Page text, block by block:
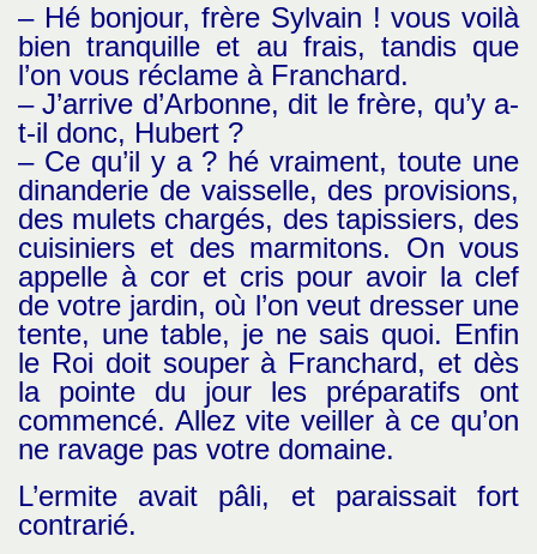
– Hé bonjour, frère Sylvain ! vous voilà
bien tranquille et au frais, tandis que
l’on vous réclame à Franchard.
– J’arrive d’Arbonne, dit le frère, qu’y a-
t-il donc, Hubert ?
– Ce qu’il y a ? hé vraiment, toute une
dinanderie de vaisselle, des provisions,
des mulets chargés, des tapissiers, des
cuisiniers et des marmitons. On vous
appelle à cor et cris pour avoir la clef
de votre jardin, où l’on veut dresser une
tente, une table, je ne sais quoi. Enfin
le Roi doit souper à Franchard, et dès
la pointe du jour les préparatifs ont
commencé. Allez vite veiller à ce qu’on
ne ravage pas votre domaine.
L’ermite avait pâli, et paraissait fort
contrarié.